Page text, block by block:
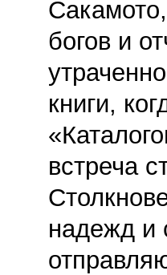
богов и
книги,
встреча
надежд и